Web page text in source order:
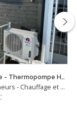
Résidence - Thermopompe Haute Efficacité
Entrepreneurs - Chauffage et Climatisation